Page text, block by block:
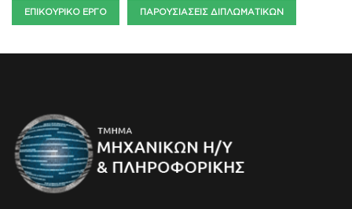
ΕΠΙΚΟΥΡΙΚΌ ΈΡΓΟ ΠΑΡΟΥΣΙΆΣΕΙΣ ΔΙΠΛΩΜΑΤΙΚΏΝ